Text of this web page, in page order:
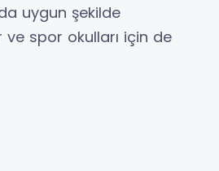
uygun şekilde
ve spor okulları için de